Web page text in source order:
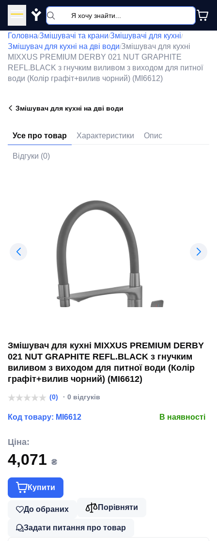
Y
Головна/Змішувачі та крани/Змішувачі для кухні/
Змішувач для кухні на дві води/Змішувач для кухні
MIXXUS PREMIUM DERBY 021 NUT GRAPHITE
REFL.BLACK з гнучким виливом з виходом для питної
води (Колір графіт+вилив чорний) (MI6612)
Змішувач для кухні на дві води
Усе про товар Характеристики Опис
Відгуки (0)
Змішувач для кухні MIXXUS PREMIUM DERBY
021 NUT GRAPHITE REFL.BLACK з гнучким
виливом з виходом для питної води (Колір
графіт+вилив чорний) (MI6612)
(0) · 0 відгуків
Код товару: MI6612 В наявності
Ціна:
4,071 ₴
Купити
До обраних Порівняти
Задати питання про товар